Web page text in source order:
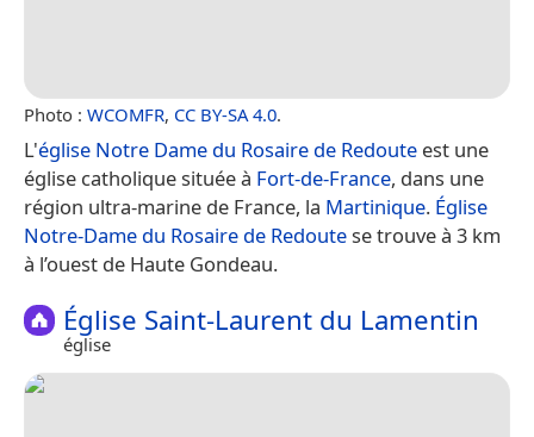
Photo : WCOMFR, CC BY-SA 4.0.
L'église Notre Dame du Rosaire de Redoute est une
église catholique située à Fort-de-France, dans une
région ultra-marine de France, la Martinique. Église
Notre-Dame du Rosaire de Redoutese trouve à 3 km
à l’ouest de Haute Gondeau.
Église Saint-Laurent du Lamentin
église